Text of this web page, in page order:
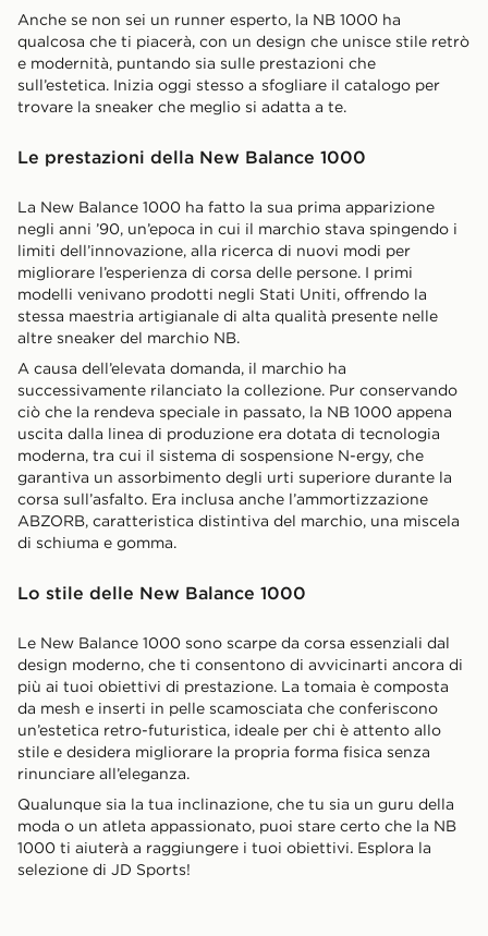
Anche se non sei un runner esperto, la NB 1000 ha
qualcosa che ti piacerà, con un design che unisce stile retrò
e modernità, puntando sia sulle prestazioni che
sull’estetica. Inizia oggi stesso a sfogliare il catalogo per
trovare la sneaker che meglio si adatta a te.
Le prestazioni della New Balance 1000
La New Balance 1000 ha fatto la sua prima apparizione
negli anni ’90, un’epoca in cui il marchio stava spingendo i
limiti dell’innovazione, alla ricerca di nuovi modi per
migliorare l’esperienza di corsa delle persone. I primi
modelli venivano prodotti negli Stati Uniti, offrendo la
stessa maestria artigianale di alta qualità presente nelle
altre sneaker del marchio NB.
A causa dell’elevata domanda, il marchio ha
successivamente rilanciato la collezione. Pur conservando
ciò che la rendeva speciale in passato, la NB 1000 appena
uscita dalla linea di produzione era dotata di tecnologia
moderna, tra cui il sistema di sospensione N-ergy, che
garantiva un assorbimento degli urti superiore durante la
corsa sull’asfalto. Era inclusa anche l’ammortizzazione
ABZORB, caratteristica distintiva del marchio, una miscela
di schiuma e gomma.
Lo stile delle New Balance 1000
Le New Balance 1000 sono scarpe da corsa essenziali dal
design moderno, che ti consentono di avvicinarti ancora di
più ai tuoi obiettivi di prestazione. La tomaia è composta
da mesh e inserti in pelle scamosciata che conferiscono
un’estetica retro-futuristica, ideale per chi è attento allo
stile e desidera migliorare la propria forma fisica senza
rinunciare all’eleganza.
Qualunque sia la tua inclinazione, che tu sia un guru della
moda o un atleta appassionato, puoi stare certo che la NB
1000 ti aiuterà a raggiungere i tuoi obiettivi. Esplora la
selezione di JD Sports!